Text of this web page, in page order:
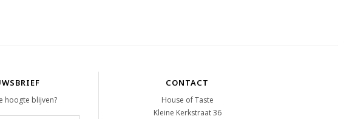
hoogte blijven?
CONTACT
House of Taste
Kleine Kerkstraat 36